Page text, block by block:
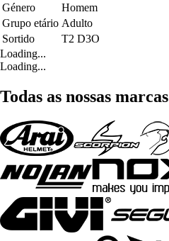
Género
Homem
Grupo etário Adulto
Sortido
T2 D3O
Loading...
Loading...
Todas as nossas marcas